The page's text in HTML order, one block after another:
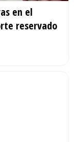
en el
reservado